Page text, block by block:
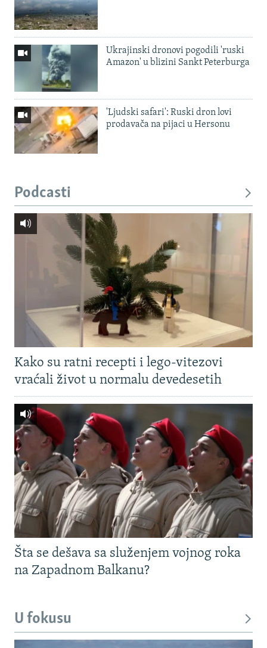
Ukrajinski dronovi pogodili 'ruski
Amazon' u blizini Sankt Peterburga
'Ljudski safari': Ruski dron lovi
prodavača na pijaci u Hersonu
Podcasti
Kako su ratni recepti i lego-vitezovi
vraćali život u normalu devedesetih
Šta se dešava sa služenjem vojnog roka
na Zapadnom Balkanu?
U fokusu